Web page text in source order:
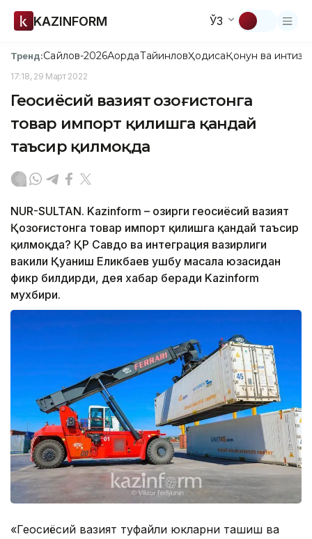
KAZINFORM ЎЗ
Тренд:Сайлов-2026АқордаТайинловҲодисаҚонун ва
17:18, 29 Март 2022
Геосиёсий вазият Қозоғистонга
товар импорт қилишга қандай
таъсир қилмоқда
NUR-SULTAN. Kazinform – Ҳозирги геосиёсий вазият
Қозоғистонга товар импорт қилишга қандай таъсир
қилмоқда? ҚР Савдо ва интеграция вазирлиги
вакили Қуаниш Еликбаев ушбу масала юзасидан
фикр билдирди, дея хабар беради Kazinform
мухбири.
«Геосиёсий вазият туфайли юкларни ташиш ва